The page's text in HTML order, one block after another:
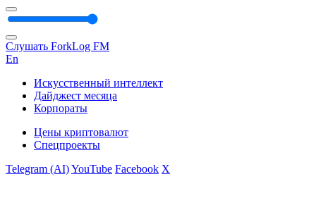
Слушать ForkLog FM
En
Искусственный интеллект
Дайджест месяца
Корпораты
Цены криптовалют
Спецпроекты
Telegram (AI)YouTube Facebook X